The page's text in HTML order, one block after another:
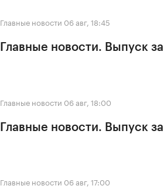
Главные новости 06 авг, 18:45
Главные новости. Выпуск
Главные новости 06 авг, 18:00
Главные новости. Выпуск
Главные новости 06 авг, 17:00